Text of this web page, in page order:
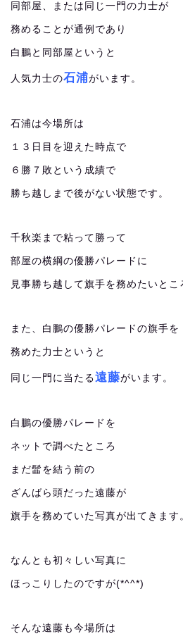
同部屋、または同じ一門の力士が
務めることが通例であり
白鵬と同部屋というと
人気力士の石浦がいます。
石浦は今場所は
１３日目を迎えた時点で
６勝７敗という成績で
勝ち越しまで後がない状態です。
千秋楽まで粘って勝って
部屋の横綱の優勝パレードに
見事勝ち越して旗手を務めたいとこ
また、白鵬の優勝パレードの旗手を
務めた力士というと
同じ一門に当たる遠藤がいます。
白鵬の優勝パレードを
ネットで調べたところ
まだ髷を結う前の
ざんばら頭だった遠藤が
旗手を務めていた写真が出てきます
なんとも初々しい写真に
ほっこりしたのですが(*^^*)
そんな遠藤も今場所は